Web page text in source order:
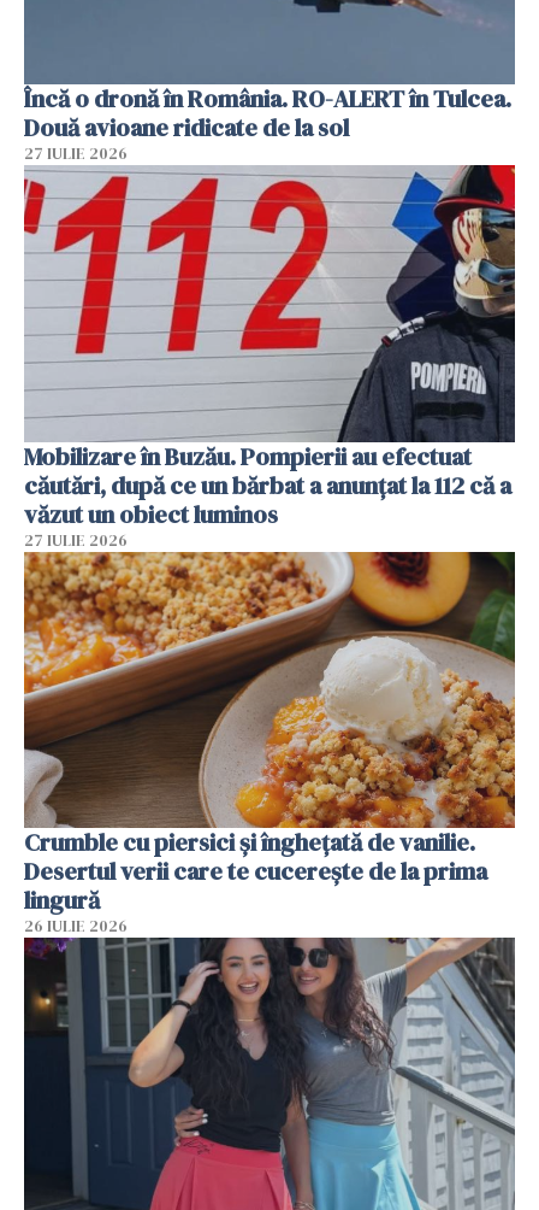
Încă o dronă în România. RO-ALERT în Tulcea.
Două avioane ridicate de la sol
27 IULIE 2026
Mobilizare în Buzău. Pompierii au efectuat
căutări, după ce un bărbat a anunțat la 112 că a
văzut un obiect luminos
27 IULIE 2026
Crumble cu piersici și înghețată de vanilie.
Desertul verii care te cucerește de la prima
lingură
26 IULIE 2026